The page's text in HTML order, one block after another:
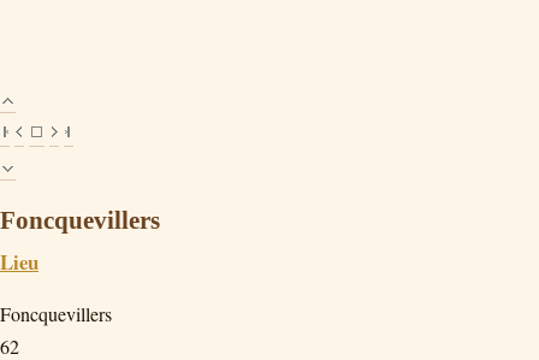
Foncquevillers
Lieu
Foncquevillers
62